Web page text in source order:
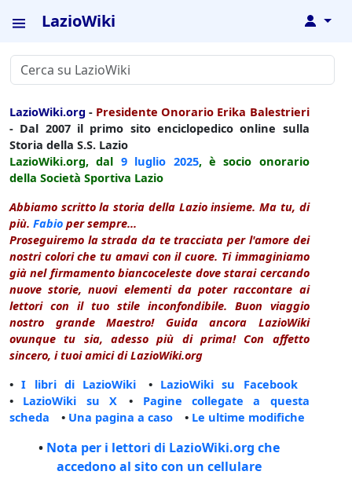
LazioWiki ↓
LazioWiki.org - Presidente Onorario Erika Balestrieri
- Dal 2007 il primo sito enciclopedico online sulla
Storia della S.S. Lazio
LazioWiki.org, dal 9 luglio 2025, è socio onorario
della Società Sportiva Lazio
Abbiamo scritto la storia della Lazio insieme. Ma tu, di
più. Fabio per sempre...
Proseguiremo la strada da te tracciata per l'amore dei
nostri colori che tu amavi con il cuore. Ti immaginiamo
già nel firmamento biancoceleste dove starai cercando
nuove storie, nuovi elementi da poter raccontare ai
lettori con il tuo stile inconfondibile. Buon viaggio
nostro grande Maestro! Guida ancora LazioWiki
ovunque tu sia, adesso più di prima! Con affetto
sincero, i tuoi amici di LazioWiki.org
•I libri di LazioWiki • LazioWiki su Facebook
• LazioWiki su X • Pagine collegate a questa
scheda • Una pagina a caso • Le ultime modifiche
• Nota per i lettori di LazioWiki.org che
accedono al sito con un cellulare